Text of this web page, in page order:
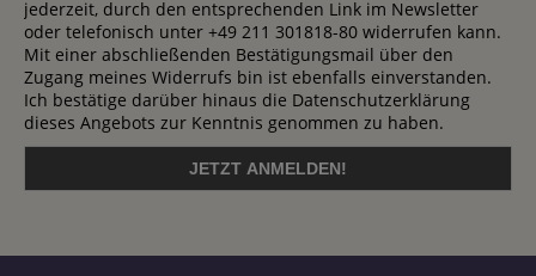
jederzeit, durch den entsprechenden Link im Newsletter
oder telefonisch unter +49 211 301818-80 widerrufen kann.
Mit einer abschließenden Bestätigungsmail über den
Zugang meines Widerrufs bin ist ebenfalls einverstanden.
Ich bestätige darüber hinaus die Datenschutzerklärung
dieses Angebots zur Kenntnis genommen zu haben.